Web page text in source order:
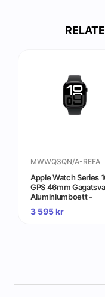
MWWQ3QN/A-REFA
Apple Watch Series
GPS 46mm
Aluminiumboett -
Gradering A
3 595kr